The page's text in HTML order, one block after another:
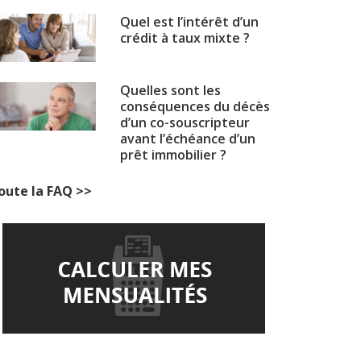
Quel est l’intérêt d’un
crédit à taux mixte ?
Quelles sont les
conséquences du décès
d’un co-souscripteur
avant l’échéance d’un
prêt immobilier ?
la FAQ >>